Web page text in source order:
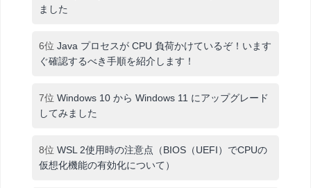
ました
6位 Java プロセスが CPU 負荷かけているぞ！います
ぐ確認するべき手順を紹介します！
7位 Windows 10 から Windows 11 にアップグレード
してみました
8位 WSL 2使用時の注意点（BIOS（UEFI）でCPUの
仮想化機能の有効化について）